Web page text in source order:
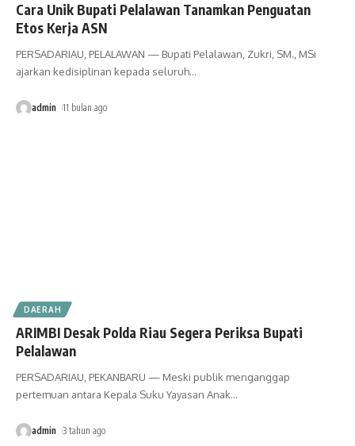
Cara Unik Bupati Pelalawan Tanamkan Penguatan
Etos Kerja ASN
PERSADARIAU, PELALAWAN — Bupati Pelalawan, Zukri, SM., MSi
ajarkan kedisiplinan kepada seluruh…
admin 11 bulan ago
DAERAH
ARIMBI Desak Polda Riau Segera Periksa Bupati
Pelalawan
PERSADARIAU, PEKANBARU — Meski publik menganggap
pertemuan antara Kepala Suku Yayasan Anak…
admin 3 tahun ago